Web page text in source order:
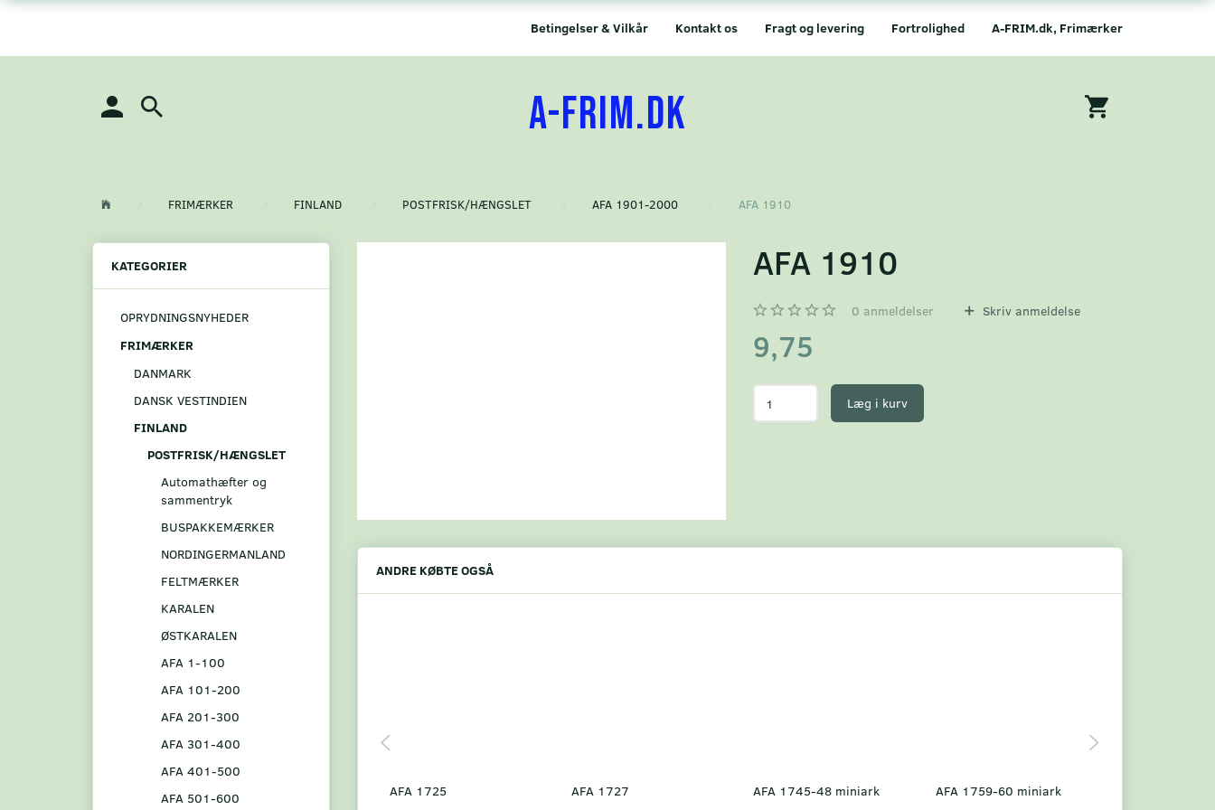
A-FRIM.dk, Frimærker
Fortrolighed
Fragt og levering
Kontakt os
Betingelser & Vilkår
A-FRIM.DK
FRIMÆRKER FINLAND POSTFRISK/HÆNGSLET AFA 1901-2000 AFA 1910
KATEGORIER
OPRYDNINGSNYHEDER
FRIMÆRKER
DANMARK
DANSK VESTINDIEN
FINLAND
POSTFRISK/HÆNGSLET
Automathæfter og
sammentryk
BUSPAKKEMÆRKER
NORDINGERMANLAND
FELTMÆRKER
KARALEN
ØSTKARALEN
AFA 1-100
AFA 101-200
AFA 201-300
AFA 301-400
AFA 401-500
AFA 501-600
AFA 1910
0 anmeldelser Skriv anmeldelse
9,75
Læg i kurv
ANDRE KØBTE OGSÅ
AFA 1725
AFA 1727
AFA 1745-48 miniark
AFA 1759-60 miniark